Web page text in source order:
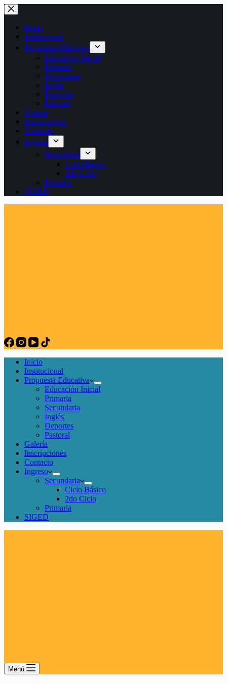
Saltar
al
contenido
Inicio
Institucional
Propuesta Educativa
Educación Inicial
Primaria
Secundaria
Inglés
Deportes
Pastoral
Galería
Inscripciones
Contacto
Ingreso
Secundaria
Ciclo Básico
2do Ciclo
Primaria
SIGED
Inicio
Institucional
Propuesta Educativa
Educación Inicial
Primaria
Secundaria
Inglés
Deportes
Pastoral
Galería
Inscripciones
Contacto
Ingreso
Secundaria
Ciclo Básico
2do Ciclo
Primaria
SIGED
Menú